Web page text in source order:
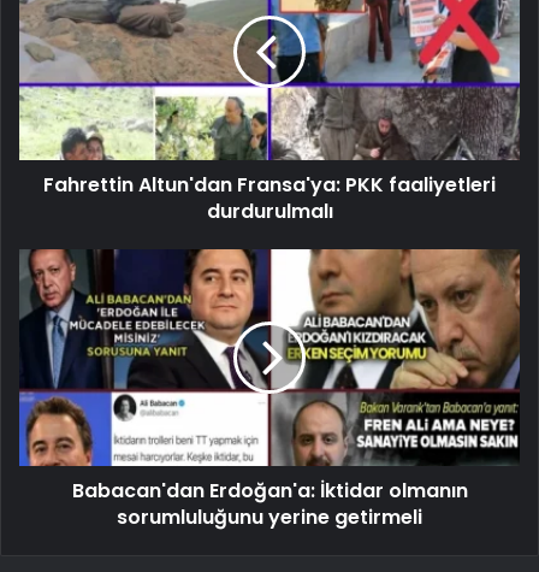
Fahrettin Altun'dan Fransa'ya: PKK faaliyetleri
durdurulmalı
Babacan'dan Erdoğan'a: İktidar olmanın
sorumluluğunu yerine getirmeli